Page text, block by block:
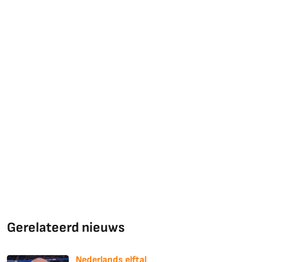
Gerelateerd nieuws